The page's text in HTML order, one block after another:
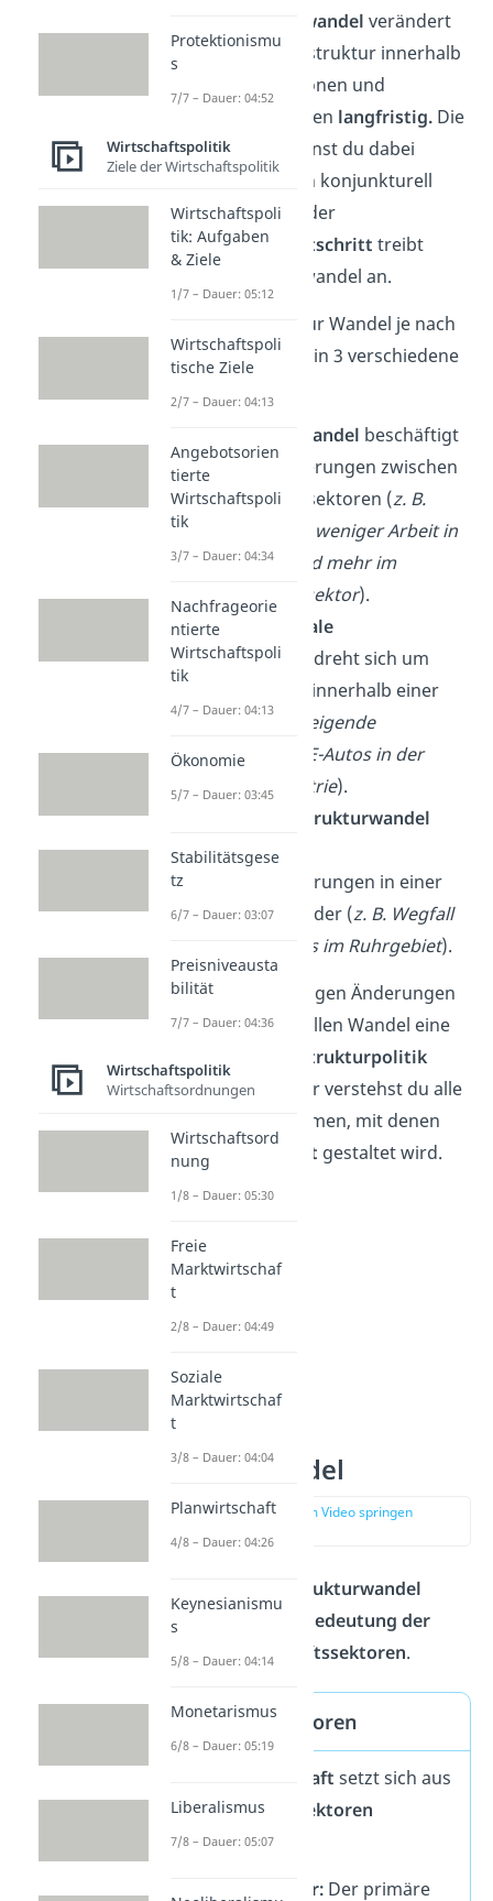
Strukturwandel verändert
sich die Wirtschaftsstruktur innerhalb
von Branchen, Regionen und
Einkommensschichten langfristig. Die
Veränderungen kannst du dabei
weder saisonal noch konjunkturell
erklären. Vor allem der
technologische Fortschritt treibt
dabei den Strukturwandel an.
Du teilst den Struktur Wandel je nach
Wirtschaftsstruktur in 3 verschiedene
Sektorale Wandel beschäftigt
sich mit Veränderungen zwischen
den Wirtschaftssektoren (z. B.
Tertiärisierung
, weniger Arbeit in
der Industrie und mehr im
Dienstleistungssektor).
DerIntrasektorale
Strukturwandel
dreht sich um
Veränderungen innerhalb einer
Branche (z. B. steigende
Bedeutung von E-Autos in der
Automobilindustrie).
regionale Strukturwandel
setzt sich mit
Strukturveränderungen in einer
Region auseinander (z. B. Wegfall
des Kohleabbaus im Ruhrgebiet).
Wegen der langfristigen Änderungen
ist für den strukturellen Wandel eine
vorausschauende Strukturpolitik
notwendig. Darunter verstehst du alle
politischen Maßnahmen, mit denen
eineVolkswirtschaft gestaltet wird.
Sektoraler
Strukturwandel
zur Stelle im Video springen
Sektoralen Strukturwandel
verschiebt sich die
Bedeutung der
einzelnen Wirtschaftssektoren.
Wirtschaftssektoren
Volkswirtschaft setzt sich aus
dreiWirtschaftssektoren
zusammen:
Primärer Sektor: Der primäre
Protektionismu
s
7/7 – Dauer: 04:52
Wirtschaftspolitik
Ziele der Wirtschaftspolitik
Wirtschaftspoli
tik: Aufgaben
& Ziele
1/7 – Dauer: 05:12
Wirtschaftspoli
tische Ziele
2/7 – Dauer: 04:13
Angebotsorien
tierte
Wirtschaftspoli
tik
3/7 – Dauer: 04:34
Nachfrageorie
ntierte
Wirtschaftspoli
tik
4/7 – Dauer: 04:13
Ökonomie
5/7 – Dauer: 03:45
Stabilitätsgese
tz
6/7 – Dauer: 03:07
Preisniveausta
bilität
7/7 – Dauer: 04:36
Wirtschaftspolitik
Wirtschaftsordnungen
Wirtschaftsord
nung
1/8 – Dauer: 05:30
Freie
Marktwirtschaf
t
2/8 – Dauer: 04:49
Soziale
Marktwirtschaf
t
3/8 – Dauer: 04:04
Planwirtschaft
4/8 – Dauer: 04:26
Keynesianismu
s
5/8 – Dauer: 04:14
Monetarismus
6/8 – Dauer: 05:19
Liberalismus
7/8 – Dauer: 05:07